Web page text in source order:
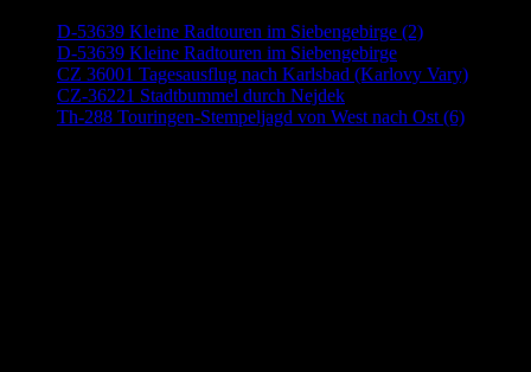
D-53639 Kleine Radtouren im Siebengebirge (2)
D-53639 Kleine Radtouren im Siebengebirge
CZ 36001 Tagesausflug nach Karlsbad (Karlovy Vary)
CZ-36221 Stadtbummel durch Nejdek
Th-288 Touringen-Stempeljagd von West nach Ost (6)